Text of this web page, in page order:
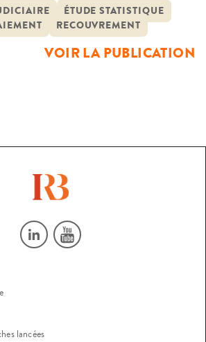
contractuelle depuis les « années
d’offres fournit des données
pour les années 1993 à 2000,
ÉTUDE STATISTIQUE
RECOUVREMENT
VOIR LA PUBLICATION
lancées